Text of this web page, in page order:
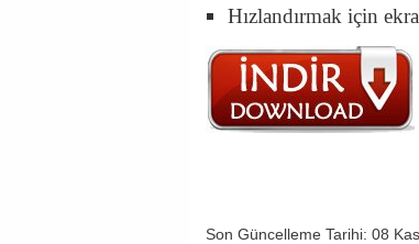
Hızlandırmak için
Son Güncelleme Tarihi: 08